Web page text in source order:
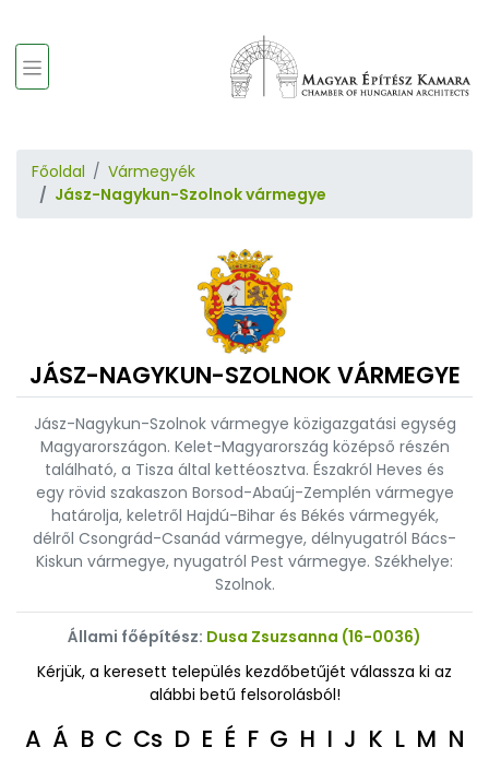
Főoldal
Vármegyék
Jász-Nagykun-Szolnok vármegye
JÁSZ-NAGYKUN-SZOLNOK VÁRMEGYE
Jász-Nagykun-Szolnok vármegye közigazgatási egység
Magyarországon. Kelet-Magyarország középső részén
található, a Tisza által kettéosztva. Északról Heves és
egy rövid szakaszon Borsod-Abaúj-Zemplén vármegye
határolja, keletről Hajdú-Bihar és Békés vármegyék,
délről Csongrád-Csanád vármegye, délnyugatról Bács-
Kiskun vármegye, nyugatról Pest vármegye. Székhelye:
Szolnok.
Állami főépítész: Dusa Zsuzsanna (16-0036)
Kérjük, a keresett település kezdőbetűjét válassza ki az
alábbi betű felsorolásból!
A Á B C Cs D E É F G H I J K L M N